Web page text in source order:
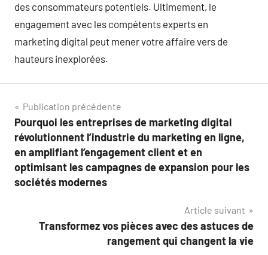
des consommateurs potentiels. Ultimement, le
engagement avec les compétents experts en
marketing digital peut mener votre affaire vers de
hauteurs inexplorées.
Navigation
de
l’article
Publication précédente
Pourquoi les entreprises de marketing digital
révolutionnent l’industrie du marketing en ligne,
en amplifiant l’engagement client et en
optimisant les campagnes de expansion pour les
sociétés modernes
Article suivant
Transformez vos pièces avec des astuces de
rangement qui changent la vie